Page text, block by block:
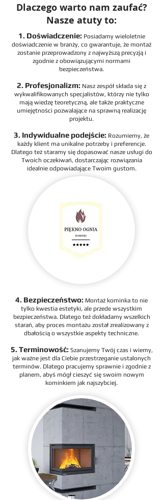
Dlaczego warto nam zaufać?
Nasze atuty to:
1. Doświadczenie: Posiadamy wieloletnie
doświadczenie w branży, co gwarantuje, że montaż
zostanie przeprowadzony z najwyższą precyzją i
zgodnie z obowiązującymi normami
bezpieczeństwa.
2. Profesjonalizm: Nasz zespół składa się z
wykwalifikowanych specjalistów, którzy nie tylko
mają wiedzę teoretyczną, ale także praktyczne
umiejętności pozwalające na sprawną realizację
projektu.
3. Indywidualne podejście: Rozumiemy, że
każdy klient ma unikalne potrzeby i preferencje.
Dlatego też staramy się dopasować nasze usługi do
Twoich oczekiwań, dostarczając rozwiązania
idealnie odpowiadające Twoim gustom.
4. Bezpieczeństwo: Montaż kominka to nie
tylko kwestia estetyki, ale przede wszystkim
bezpieczeństwa. Dlatego też dokładamy wszelkich
starań, aby proces montażu został zrealizowany z
dbałością o wszystkie aspekty techniczne.
5. Terminowość: Szanujemy Twój czas i wiemy,
jak ważne jest dla Ciebie przestrzeganie ustalonych
terminów. Dlatego pracujemy sprawnie i zgodnie z
planem, abyś mógł cieszyć się swoim nowym
kominkiem jak najszybciej.